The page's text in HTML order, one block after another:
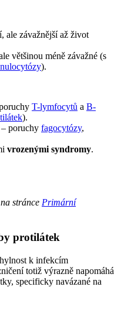
ale závažnější až život
většinou méně závažné (s
).
T-lymfocytů a B-
).
– poruchy fagocytózy,
vrozenými syndromy.
stránce Primární
protilátek
k infekcím
totiž výrazně napomáhá
specificky navázané na